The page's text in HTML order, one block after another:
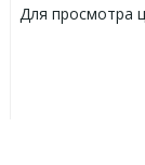
Для просмотра